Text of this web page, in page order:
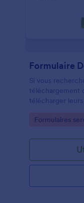
Si vous
téléchargement
télécharger
téléchargement
photo tels que
la conception
photo et
téléchargement
téléchargement
Go to
Formulaires